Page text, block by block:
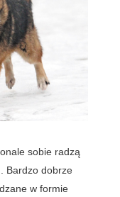
sobie radzą
Bardzo dobrze
w formie